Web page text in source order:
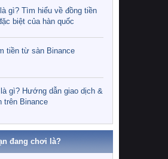
gì? Tìm hiểu về đồng tiền
biệt của hàn quốc
tiền từ sàn Binance
gì? Hướng dẫn giao dịch &
trên Binance
đang chơi là?